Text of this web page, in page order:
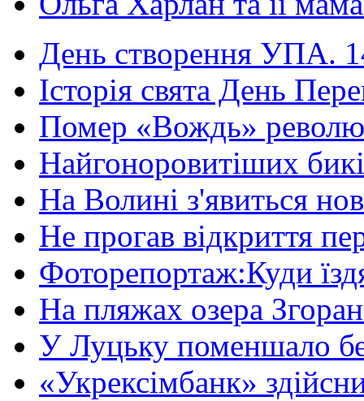
День створення УПА.
Історія свята День
Помер «Вождь»
Найгоноровитіших
На Волині з'явиться
Не прогав відкриття
Фоторепортаж:Куди
На пляжах озера
У Луцьку поменшало
«Укрексімбанк»